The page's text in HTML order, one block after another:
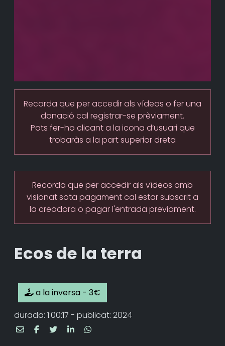
Recorda que per accedir als vídeos o fer una
donació cal registrar-se prèviament.
Pots fer-ho clicant a la icona d’usuari que
trobaràs a la part superior dreta
Recorda que per accedir als vídeos amb
visionat sota pagament cal estar subscrit a
la creadora o pagar l'entrada previament.
Ecos de la terra
a la inversa - 3€
durada: 1:00:17 - publicat: 2024